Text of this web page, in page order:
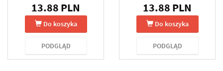
13.88 PLN
Do koszyka
PODGLĄD
13.88 PLN
Do koszyka
PODGLĄD